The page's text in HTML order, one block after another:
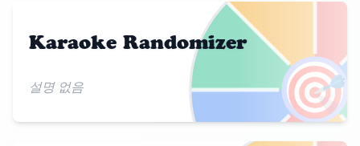
🎯
Karaoke Randomizer
설명 없음